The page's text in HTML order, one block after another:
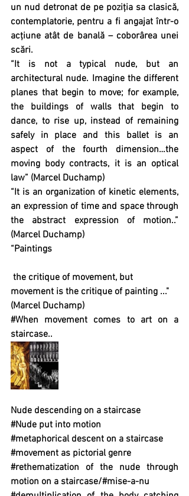
un nud detronat de pe poziția sa clasică,
contemplatorie, pentru a fi angajat într-o
acțiune atât de banală – coborârea unei
scări.
“It is not a typical nude, but an
architectural nude. Imagine the different
planes that begin to move; for example,
the buildings of walls that begin to
dance, to rise up, instead of remaining
safely in place and this ballet is an
aspect of the fourth dimension…the
moving body contracts, it is an optical
law” (Marcel Duchamp)
“It is an organization of kinetic elements,
an expression of time and space through
the abstract expression of motion..”
(Marcel Duchamp)
“Paintings
movement is the critique of painting ..."
(Marcel Duchamp)
#When movement comes to art on a
staircase..
Nude descending on a staircase
#Nude put into motion
#metaphorical descent on a staircase
#movement as pictorial genre
#rethematization of the nude through
motion on a staircase/#mise-a-nu